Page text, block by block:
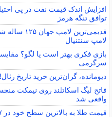
افزایش اندک قیمت نفت در پی
توافق تنگه هرمز
قدیمی‌ترین
لامپ سنتنیال
بازی فکری بهتر است یا لگو؟
سرگرمی
دیومانده، گران‌ترین خرید تاریخ رئال!
فاتح لیگ اسکاتلند روی نیمکت
واقعی شد
قیمت طلا به بالاترین سطح خود در ۷ هفته اخیر رسید،